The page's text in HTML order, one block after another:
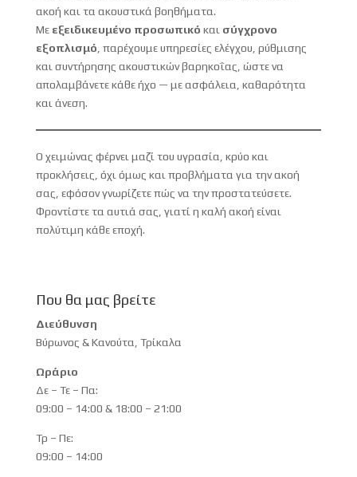
ακοή και τα ακουστικά βοηθήματα.
Με εξειδικευμένο προσωπικό και σύγχρονο
εξοπλισμό , παρέχουμε υπηρεσίες ελέγχου, ρύθμισης
και συντήρησης ακουστικών βαρηκοΐας, ώστε να
απολαμβάνετε κάθε ήχο — με ασφάλεια, καθαρότητα
και άνεση.
Ο χειμώνας φέρνει μαζί του υγρασία, κρύο και
προκλήσεις, όχι όμως και προβλήματα για την ακοή
σας, εφόσον γνωρίζετε πώς να την προστατεύσετε.
Φροντίστε τα αυτιά σας, γιατί η καλή ακοή είναι
πολύτιμη κάθε εποχή.
Που θα μας βρείτε
Διεύθυνση
Βύρωνος & Κανούτα, Τρίκαλα
Ωράριο
Δε – Τε – Πα:
09:00 – 14:00 & 18:00 – 21:00
Τρ – Πε:
09:00 – 14:00